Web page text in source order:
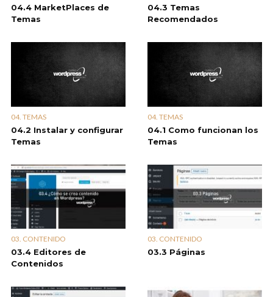
04.4 MarketPlaces de
Temas
04.3 Temas
Recomendados
04. TEMAS
04.2 Instalar y configurar
Temas
04. TEMAS
04.1 Como funcionan los
Temas
03. CONTENIDO
03.4 Editores de
Contenidos
03. CONTENIDO
03.3 Páginas